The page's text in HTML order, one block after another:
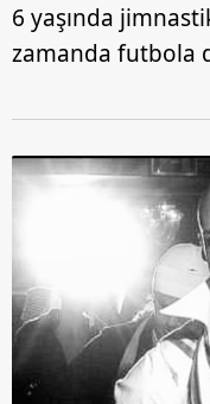
6 yaşında
zamanda futbola